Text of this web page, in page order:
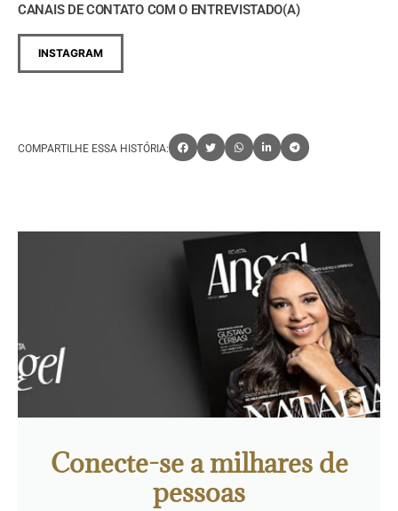
CANAIS DE CONTATO COM O ENTREVISTADO(A)
INSTAGRAM
COMPARTILHE ESSA HISTÓRIA:
Conecte-se a milhares de
pessoas